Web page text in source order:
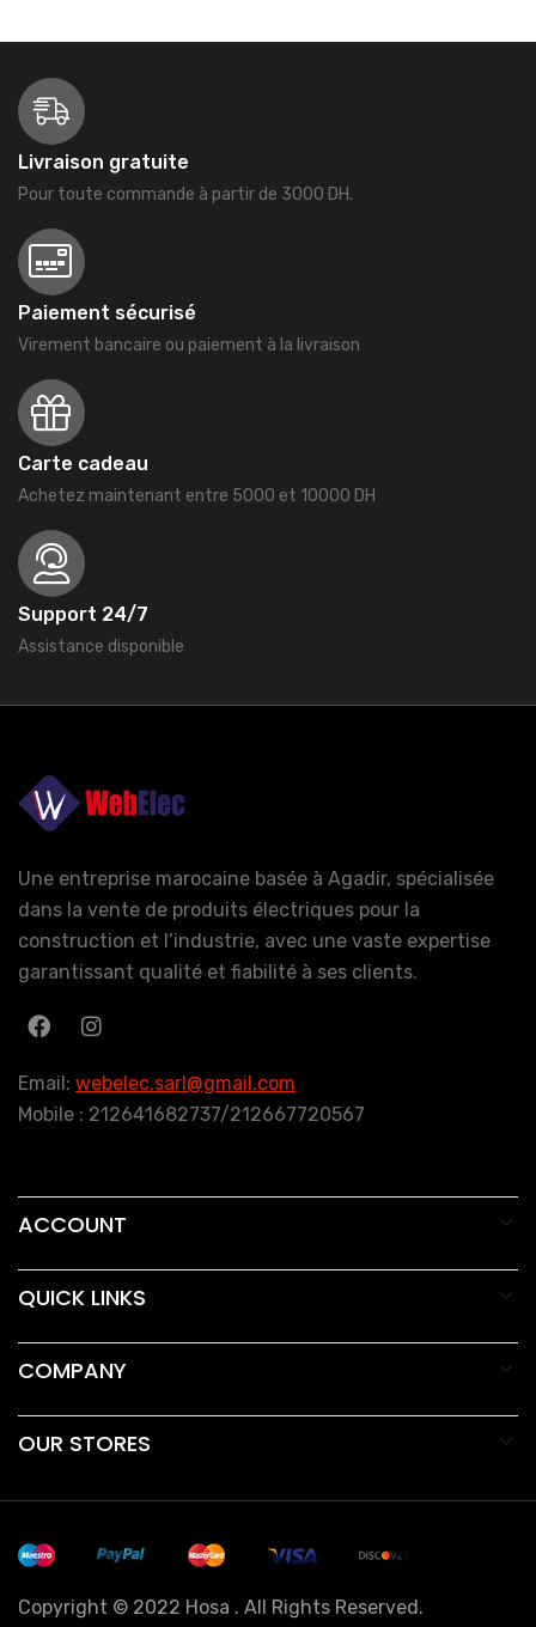
Livraison gratuite
Pour toute commande à partir de 3000 DH.
Paiement sécurisé
Virement bancaire ou paiement à la livraison
Carte cadeau
Achetez maintenant entre 5000 et 10000 DH
Support 24/7
Assistance disponible
Une entreprise marocaine basée à Agadir, spécialisée
dans la vente de produits électriques pour la
construction et l’industrie, avec une vaste expertise
garantissant qualité et fiabilité à ses clients.
Email: webelec.sarl@gmail.com
Mobile : 212641682737/212667720567
ACCOUNT
QUICK LINKS
COMPANY
OUR STORES
Copyright © 2022 Hosa . All Rights Reserved.